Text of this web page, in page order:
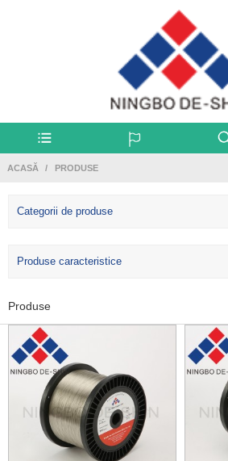
ACASĂ PRODUSE
Categorii de produse
Produse caracteristice
Produse